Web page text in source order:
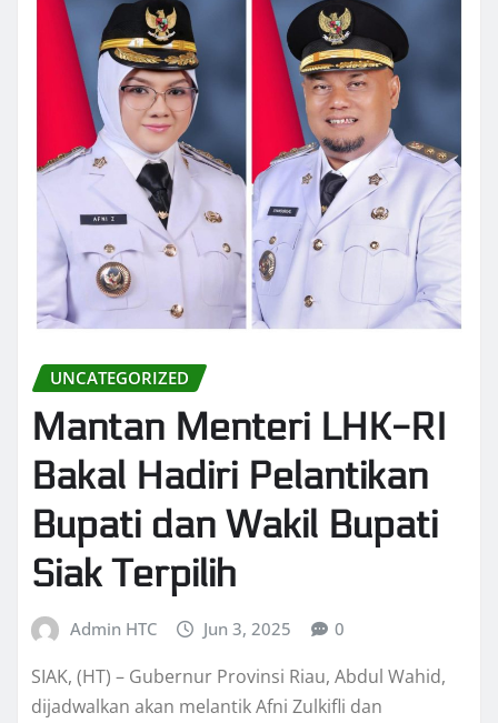
UNCATEGORIZED
Mantan Menteri LHK-RI
Bakal Hadiri Pelantikan
Bupati dan Wakil Bupati
Siak Terpilih
Admin HTC Jun 3, 2025 0
SIAK, (HT) – Gubernur Provinsi Riau, Abdul Wahid,
dijadwalkan akan melantik Afni Zulkifli dan